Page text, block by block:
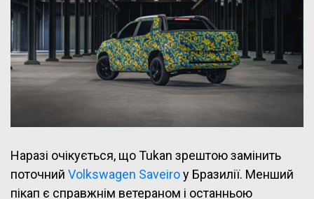
Наразі очікується, що Tukan зрештою замінить
поточний Volkswagen Saveiroу Бразилії. Менший
пікап є справжнім ветераном і останньою